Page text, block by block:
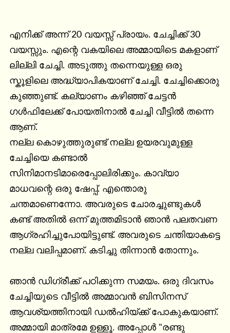
എനിക്ക് അന്ന് 20 വയസ്സ് പ്രായം. ചേച്ചിക്ക് 30
വയസ്സും. എന്റെ വകയിലെ അമ്മായിടെ മകളാണ്
ലില്ലി ചേച്ചി. അടുത്തു തന്നെയുള്ള ഒരു
സ്കൂളിലെ അദ്ധ്യാപികയാണ് ചേച്ചി. ചേച്ചിക്കൊരു
കുഞ്ഞുണ്ട്. കല്യാണം കഴിഞ്ഞ് ചേട്ടൻ
ഗൾഫിലേക്ക് പോയതിനാൽ ചേച്ചി വീട്ടിൽ തന്നെ
ആണ്.
നല്ല കൊഴുത്തുരുണ്ട് നല്ല ഉയരവുമുള്ള
ചേച്ചിയെ കണ്ടാൽ
സിനിമാനടിമാരെപ്പോലിരിക്കും. കാവ്യാ
മാധവന്റെ ഒരു ഷേപ്പ്. എന്തൊരു
ചന്തമാണെന്നോ. അവരുടെ ചോരച്ചുണ്ടുകൾ
കണ്ട് അതിൽ ഒന്ന് മുത്തമിടാൻ ഞാൻ പലതവണ
ആഗ്രഹിച്ചുപോയിട്ടുണ്ട്. അവരുടെ ചന്തിയാകട്ടെ
നല്ല വലിപ്പമാണ്. കടിച്ചു തിന്നാൻ തോന്നും.
ഞാൻ ഡിഗ്രീക്ക് പഠിക്കുന്ന സമയം. ഒരു ദിവസം
ചേച്ചിയുടെ വീട്ടിൽ അമ്മാവൻ ബിസിനസ്
ആവശ്യത്തിനായി ഡൽഹിയ്ക്ക് പോകുകയാണ്.
അമ്മായി മാത്രമേ ഉള്ളൂ. അപ്പോൾ "രണ്ടു